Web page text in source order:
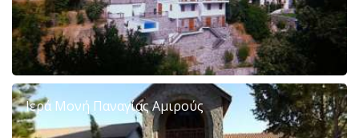
Ιερά Μονή Παναγίας Αμιρούς